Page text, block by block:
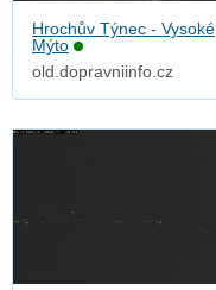
Hrochův Týnec - Vysoké
Mýto
old.dopravniinfo.cz